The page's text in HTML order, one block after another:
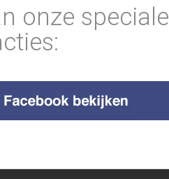
onze speciale